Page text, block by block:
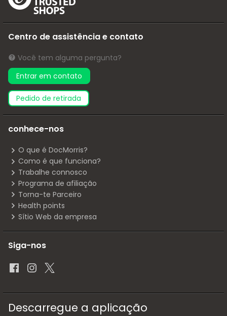
Centro de assistência e contato
Você tem alguma pergunta?
Entrar em contato
pedido de retirada
conhece-nos
O que é DocMorris?
Como é que funciona?
Trabalhe connosco
Programa de afiliação
Torna-te Parceiro
Health points
Sítio Web da empresa
Siga-nos
Descarregue a aplicação